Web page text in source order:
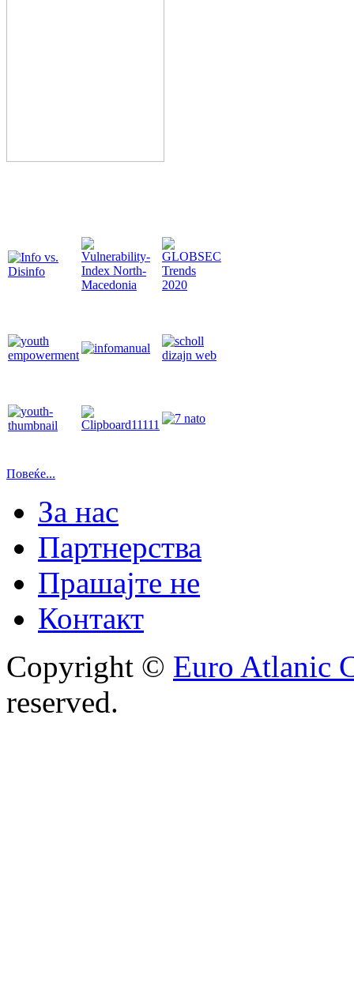
Повеќе...
За нас
Партнерства
Прашајте не
Контакт
Copyright © Euro Atlanic
reserved.